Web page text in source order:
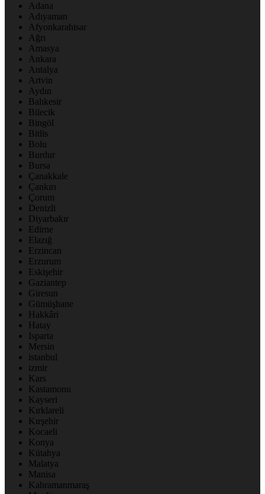
Adana
Adıyaman
Afyonkarahisar
Ağrı
Amasya
Ankara
Antalya
Artvin
Aydın
Balıkesir
Bilecik
Bingöl
Bitlis
Bolu
Burdur
Bursa
Çanakkale
Çankırı
Çorum
Denizli
Diyarbakır
Edirne
Elazığ
Erzincan
Erzurum
Eskişehir
Gaziantep
Giresun
Gümüşhane
Hakkâri
Hatay
Isparta
Mersin
istanbul
izmir
Kars
Kastamonu
Kayseri
Kırklareli
Kırşehir
Kocaeli
Konya
Kütahya
Malatya
Manisa
Kahramanmaraş